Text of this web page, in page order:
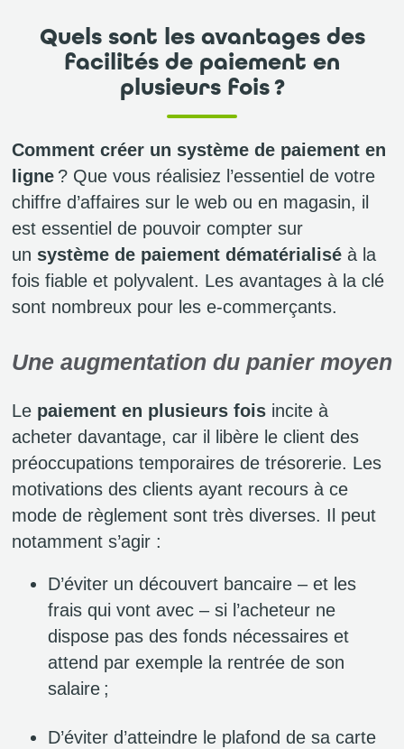
Quels sont les avantages des
facilités de paiement en
plusieurs fois ?
Comment créer un système de paiement en
ligne ? Que vous réalisiez l’essentiel de votre
chiffre d’affaires sur le web ou en magasin, il
est essentiel de pouvoir compter sur
un système de paiement dématérialisé à la
fois fiable et polyvalent. Les avantages à la clé
sont nombreux pour les e-commerçants.
Une augmentation du panier moyen
Le paiement en plusieurs fois incite à
acheter davantage, car il libère le client des
préoccupations temporaires de trésorerie. Les
motivations des clients ayant recours à ce
mode de règlement sont très diverses. Il peut
notamment s’agir :
D’éviter un découvert bancaire – et les
frais qui vont avec – si l’acheteur ne
dispose pas des fonds nécessaires et
attend par exemple la rentrée de son
salaire ;
D’éviter d’atteindre le plafond de sa carte